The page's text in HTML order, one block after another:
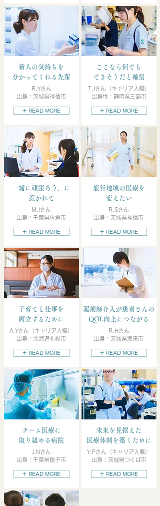
新人の気持ちを
分かってくれる先輩
R.Yさん
出身：茨城県神栖市
＋ READ MORE
一緒に頑張ろう、に
惹かれて
M.Iさん
出身：千葉県佐倉市
＋ READ MORE
子育てと仕事を
両立するために
A.Yさん（キャリア入職）
出身：北海道札幌市
＋ READ MORE
チーム医療に
取り組める病院
J.Nさん
出身：千葉県銚子市
＋ READ MORE
ここなら何でも
できそうだと確信
T.Iさん（キャリア入職）
出身地：静岡県三島市
＋ READ MORE
鹿行地域の医療を
変えたい
R.Sさん
出身：茨城県神栖市
＋ READ MORE
薬剤師介入が患者さんの
QOL向上につながる
R.Hさん
出身：茨城県潮来市
＋ READ MORE
未来を見据えた
医療体制を築くために
Y.Fさん（キャリア入職）
出身：茨城県つくば市
＋ READ MORE